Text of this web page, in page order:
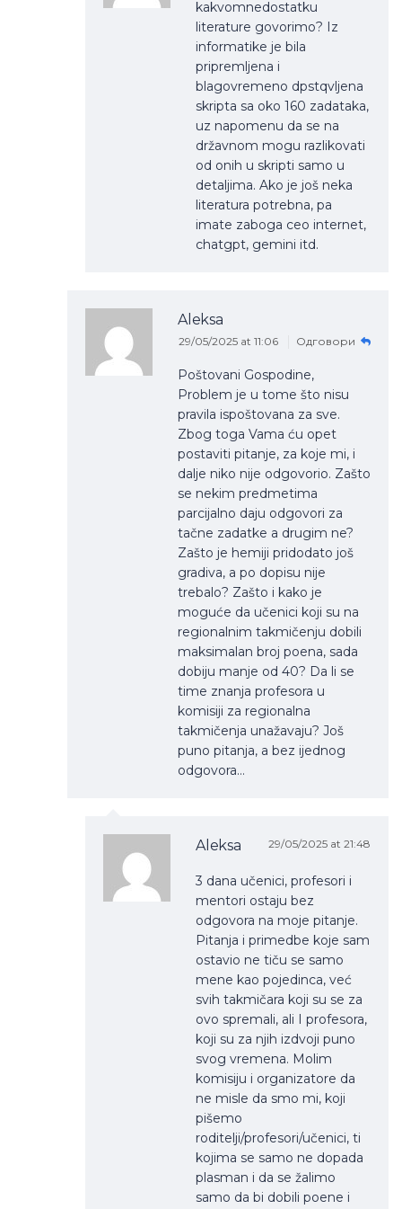
kakvomnedostatku
literature govorimo? Iz
informatike je bila
pripremljena i
blagovremeno dpstqvljena
skripta sa oko 160 zadataka,
uz napomenu da se na
državnom mogu razlikovati
od onih u skripti samo u
detaljima. Ako je još neka
literatura potrebna, pa
imate zaboga ceo internet,
chatgpt, gemini itd.
Aleksa
29/05/2025 at 11:06 Одговори
Poštovani Gospodine,
Problem je u tome što nisu
pravila ispoštovana za sve.
Zbog toga Vama ću opet
postaviti pitanje, za koje mi, i
dalje niko nije odgovorio. Zašto
se nekim predmetima
parcijalno daju odgovori za
tačne zadatke a drugim ne?
Zašto je hemiji pridodato još
gradiva, a po dopisu nije
trebalo? Zašto i kako je
moguće da učenici koji su na
regionalnim takmičenju dobili
maksimalan broj poena, sada
dobiju manje od 40? Da li se
time znanja profesora u
komisiji za regionalna
takmičenja unažavaju? Još
puno pitanja, a bez ijednog
odgovora…
Aleksa 29/05/2025 at 21:48
3 dana učenici, profesori i
mentori ostaju bez
odgovora na moje pitanje.
Pitanja i primedbe koje sam
ostavio ne tiču se samo
mene kao pojedinca, već
svih takmičara koji su se za
ovo spremali, ali I profesora,
koji su za njih izdvoji puno
svog vremena. Molim
komisiju i organizatore da
ne misle da smo mi, koji
pišemo
roditelji/profesori/učenici, ti
kojima se samo ne dopada
plasman i da se žalimo
samo da bi dobili poene i